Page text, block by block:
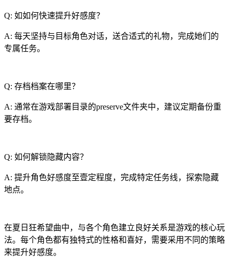
Q: 如如何快速提升好感度？
A: 每天坚持与目标角色对话，送合适式的礼物，完成她们的
专属任务。
Q: 存档档案在哪里？
A: 通常在游戏部署目录的preserve文件夹中，建议定期备份重
要存档。
Q: 如何解锁隐藏内容？
A: 提升角色好感度至壹定程度，完成特定任务线，探索隐藏
地点。
在夏日狂希望曲中，与各个角色建立良好关系是游戏的核心玩
法。每个角色都有独特式的性格和喜好，需要采用不同的策略
来提升好感度。